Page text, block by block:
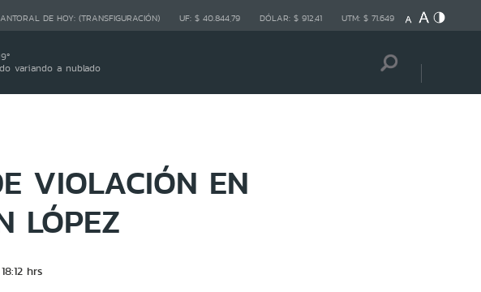
DE HOY: (TRANSFIGURACIÓN) UF: $ 40.844,79 DÓLAR: $ 912,41 UTM: $ 71.649
º
variando a nublado
VIOLACIÓN EN
LÓPEZ
18:12 hrs